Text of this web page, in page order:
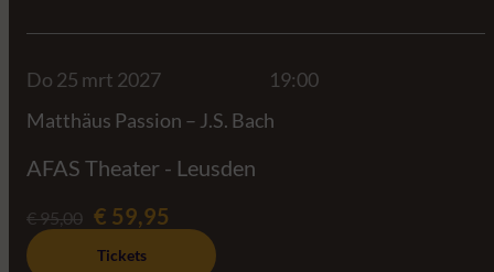
Do 25 mrt 2027
19:00
Matthäus Passion – J.S. Bach
AFAS Theater - Leusden
€ 95,00 € 59,95
Tickets